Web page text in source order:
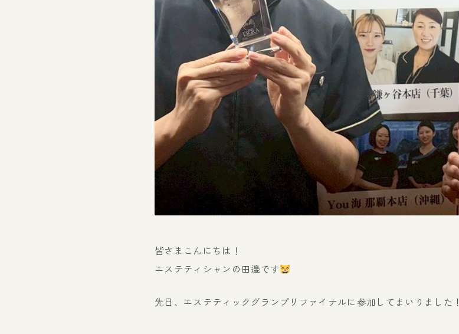
皆さまこんにちは！
エステティシャンの田邉です
先日、エステティックグランプリファイナルに参加してまいりました！